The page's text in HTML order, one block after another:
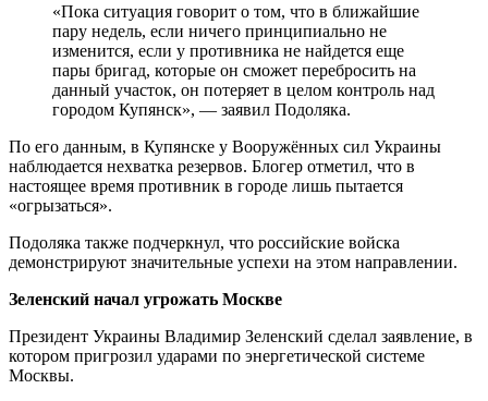
«Пока ситуация говорит о том, что в ближайшие
пару недель, если ничего принципиально не
изменится, если у противника не найдется еще
пары бригад, которые он сможет перебросить на
данный участок, он потеряет в целом контроль над
городом Купянск», — заявил Подоляка.
По его данным, в Купянске у Вооружённых сил Украины
наблюдается нехватка резервов. Блогер отметил, что в
настоящее время противник в городе лишь пытается
«огрызаться».
Подоляка также подчеркнул, что российские войска
демонстрируют значительные успехи на этом направлении.
Зеленский начал угрожать Москве
Президент Украины Владимир Зеленский сделал заявление, в
котором пригрозил ударами по энергетической системе
Москвы.